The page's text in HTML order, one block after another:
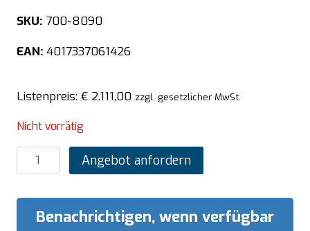
SKU: 700-8090
EAN: 4017337061426
Listenpreis: € 2.111,00 zzgl. gesetzlicher MwSt.
Nicht vorrätig
SARO
Edelstahl-
Angebot anfordern
Benachrichtigen, wenn verfügbar